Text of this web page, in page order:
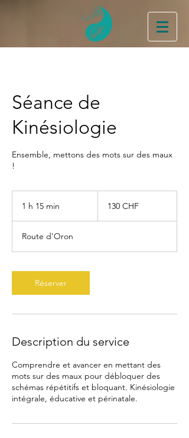
Séance de
Kinésiologie
Ensemble, mettons des mots sur des maux
!
1 h 15 min
m
i
suisses
130 CHF
Route d'Oron
Réserver
Description du service
Comprendre et avancer en mettant des
mots sur des maux pour débloquer des
schémas répétitifs et bloquant. Kinésiologie
intégrale, éducative et périnatale.